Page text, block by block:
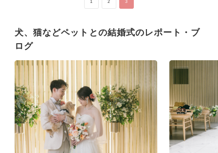
1 2 3
犬、猫などペットとの結婚式のレポート・ブ
ログ